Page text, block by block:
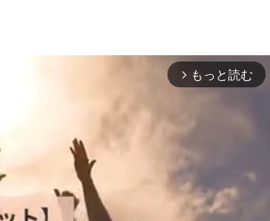
arrow_forward_ios もっと読む